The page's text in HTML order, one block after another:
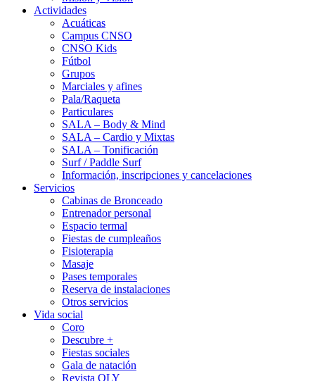
Actividades
Acuáticas
Campus CNSO
CNSO Kids
Fútbol
Grupos
Marciales y afines
Pala/Raqueta
Particulares
SALA – Body & Mind
SALA – Cardio y Mixtas
SALA – Tonificación
Surf / Paddle Surf
Información, inscripciones y cancelaciones
Servicios
Cabinas de Bronceado
Entrenador personal
Espacio termal
Fiestas de cumpleaños
Fisioterapia
Masaje
Pases temporales
Reserva de instalaciones
Otros servicios
Vida social
Coro
Descubre +
Fiestas sociales
Gala de natación
Revista OLY